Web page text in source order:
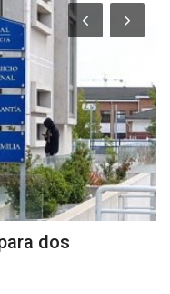
Deporte
(VIDEO) Los